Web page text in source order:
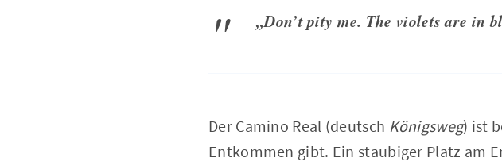
„Don’t pity me. The violets are in
Der Camino Real (deutsch Königsweg) ist
Entkommen gibt. Ein staubiger Platz am